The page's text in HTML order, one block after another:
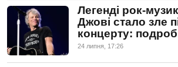
Легенді рок-
Джові стало зле
концерту:
24 липня, 17:26